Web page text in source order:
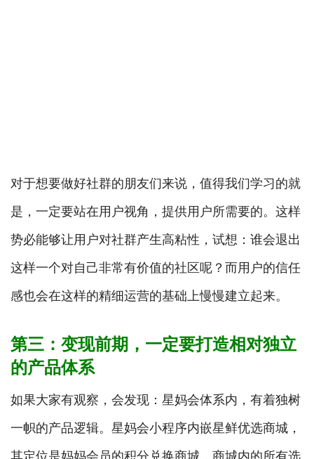
对于想要做好社群的朋友们来说，值得我们学习的就
是，一定要站在用户视角，提供用户所需要的。这样
势必能够让用户对社群产生高粘性，试想：谁会退出
这样一个对自己非常有价值的社区呢？而用户的信任
感也会在这样的精细运营的基础上慢慢建立起来。
第三： 变现前期，一定要打造相对独立
的产品体系
如果大家有观察，会发现：星妈会体系内，有着独树
一帜的产品逻辑。星妈会小程序内嵌星鲜优选商城，
其定位是妈妈会员的积分兑换商城，商城内的所有选